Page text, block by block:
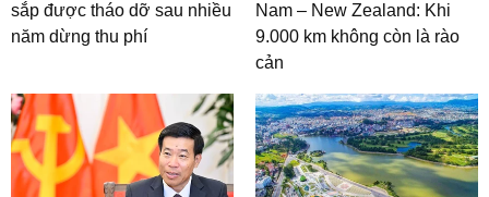
sắp được tháo dỡ sau nhiều
năm dừng thu phí
Nam – New Zealand: Khi
9.000 km không còn là rào
cản